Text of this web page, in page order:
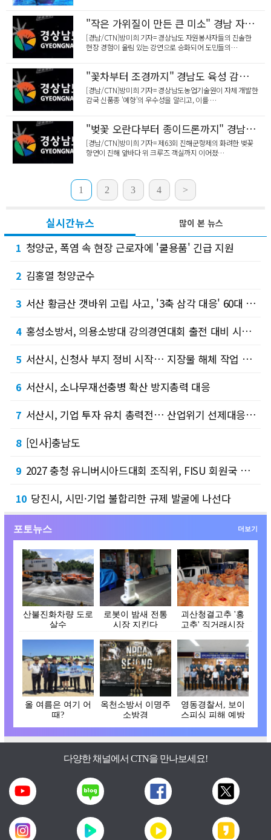
"작은 가위질이 만든 큰 미소" 경남 자원봉사자 8인, 감동의 스토리텔링 무대
[경남/CTN]방미희 기자= 경상남도 자원봉사자들의 진솔한
현장 경험이 울림 있는 강연으로 승화되어 도민들의…
"꽃차부터 조경까지" 경남도 육성 감국 '예향', 종묘업체와 통상실시 체결
[경남/CTN]방미희 기자= 경상남도농업기술원이 자체 개발한
감국 신품종 '예향'의 우수성을 알리고, 이를 …
"벚꽃 오란다부터 종이드론까지" 경남도, 크루즈 팝업스토어로 지역 기업 홍보 '잭팟'
[경남/CTN]방미희 기자= 제63회 진해군항제의 화려한 벚꽃
향연이 진해 앞바다 위 크루즈 객실까지 이어졌…
1 2 3 4 >
실시간뉴스
1 청양군, 폭염 속 현장 근로자에 '쿨용품' 긴급 지원
2 김홍열 청양군수
3 서산 황금산 갯바위 고립 사고, '3축 삼각 대응' 60대 구조
4 홍성소방서, 의용소방대 강의경연대회 출전 대비 시연회 개최
5 서산시, 신청사 부지 정비 시작… 지장물 해체 작업 돌입
6 서산시, 소나무재선충병 확산 방지총력 대응
7 서산시, 기업 투자 유치 총력전… 산업위기 선제대응 지정 발판
8 [인사]충남도
9 2027 충청 유니버시아드대회 조직위, FISU 회원국 참가 등록 절차 본격 시작…공식초청…
10 당진시, 시민·기업 불합리한 규제 발굴에 나선다
많이 본 뉴스
포토뉴스 더보기
산불진화차량 도로
살수
로봇이 밤새 전통
시장 지킨다
괴산청결고추 '홍
고추' 직거래시장
올 여름은 여기 어
때?
옥천소방서 이명주
소방경
영동경찰서, 보이
스피싱 피해 예방
간담회
다양한 채널에서 CTN을 만나보세요!